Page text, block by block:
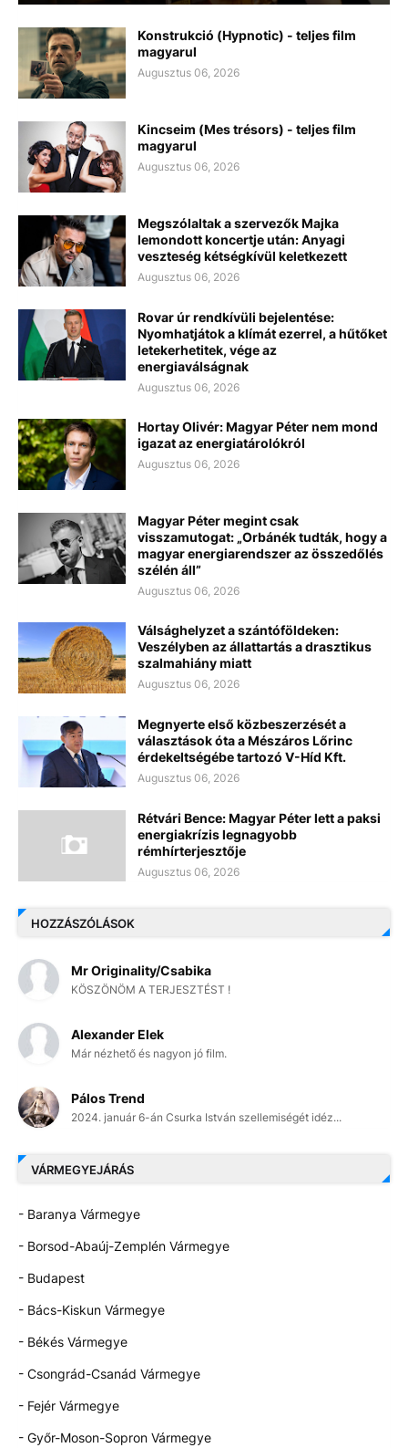
Konstrukció (Hypnotic) - teljes film
magyarul
Augusztus 06, 2026
Kincseim (Mes trésors) - teljes film
magyarul
Augusztus 06, 2026
Megszólaltak a szervezők Majka
lemondott koncertje után: Anyagi
veszteség kétségkívül keletkezett
Augusztus 06, 2026
Rovar úr rendkívüli bejelentése:
Nyomhatjátok a klímát ezerrel, a hűtőket
letekerhetitek, vége az
energiaválságnak
Augusztus 06, 2026
Hortay Olivér: Magyar Péter nem mond
igazat az energiatárolókról
Augusztus 06, 2026
Magyar Péter megint csak
visszamutogat: „Orbánék tudták, hogy a
magyar energiarendszer az összedőlés
szélén áll”
Augusztus 06, 2026
Válsághelyzet a szántóföldeken:
Veszélyben az állattartás a drasztikus
szalmahiány miatt
Augusztus 06, 2026
Megnyerte első közbeszerzését a
választások óta a Mészáros Lőrinc
érdekeltségébe tartozó V-Híd Kft.
Augusztus 06, 2026
Rétvári Bence: Magyar Péter lett a paksi
energiakrízis legnagyobb
rémhírterjesztője
Augusztus 06, 2026
HOZZÁSZÓLÁSOK
Mr Originality/Csabika
KÖSZÖNÖM A TERJESZTÉST !
Alexander Elek
Már nézhető és nagyon jó film.
Pálos Trend
2024. január 6-án Csurka István szellemiségét idéz...
VÁRMEGYEJÁRÁS
- Baranya Vármegye
- Borsod-Abaúj-Zemplén Vármegye
- Budapest
- Bács-Kiskun Vármegye
- Békés Vármegye
- Csongrád-Csanád Vármegye
- Fejér Vármegye
- Győr-Moson-Sopron Vármegye